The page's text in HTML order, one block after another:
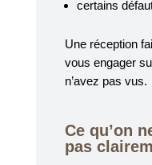
certains
Une réception
vous engager
n’avez pas vus.
Ce qu’on
pas